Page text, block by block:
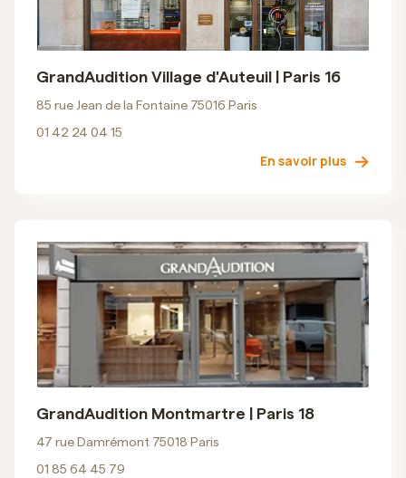
GrandAudition Village d'Auteuil | Paris 16
85 rue Jean de la Fontaine 75016 Paris
01 42 24 04 15
En savoir plus
GrandAudition Montmartre | Paris 18
47 rue Damrémont 75018 Paris
01 85 64 45 79